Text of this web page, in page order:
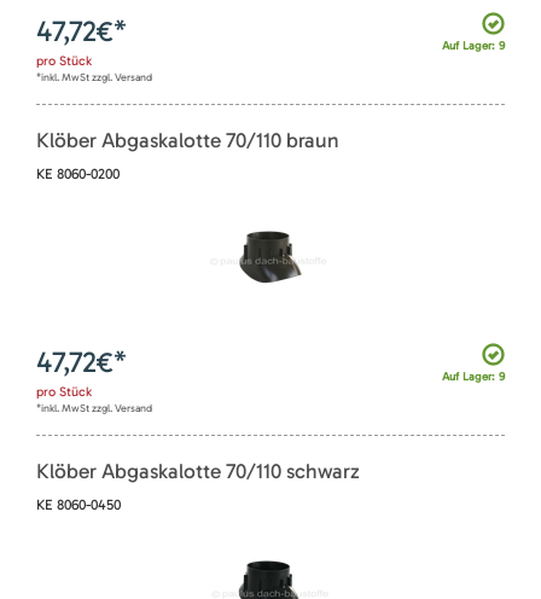
Auf Lager: 9
47,72€*
pro Stück
*inkl. MwSt zzgl. Versand
Klöber Abgaskalotte 70/110 braun
KE 8060-0200
Auf Lager: 9
47,72€*
pro Stück
*inkl. MwSt zzgl. Versand
Klöber Abgaskalotte 70/110 schwarz
KE 8060-0450